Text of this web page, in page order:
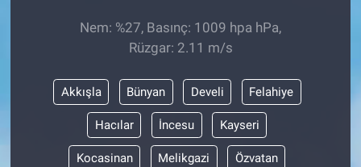
Nem: %27, Basınç: 1009 hpa hPa,
Rüzgar: 2.11 m/s
Akkışla Bünyan Develi Felahiye
Hacılar İncesu Kayseri
Kocasinan Melikgazi Özvatan